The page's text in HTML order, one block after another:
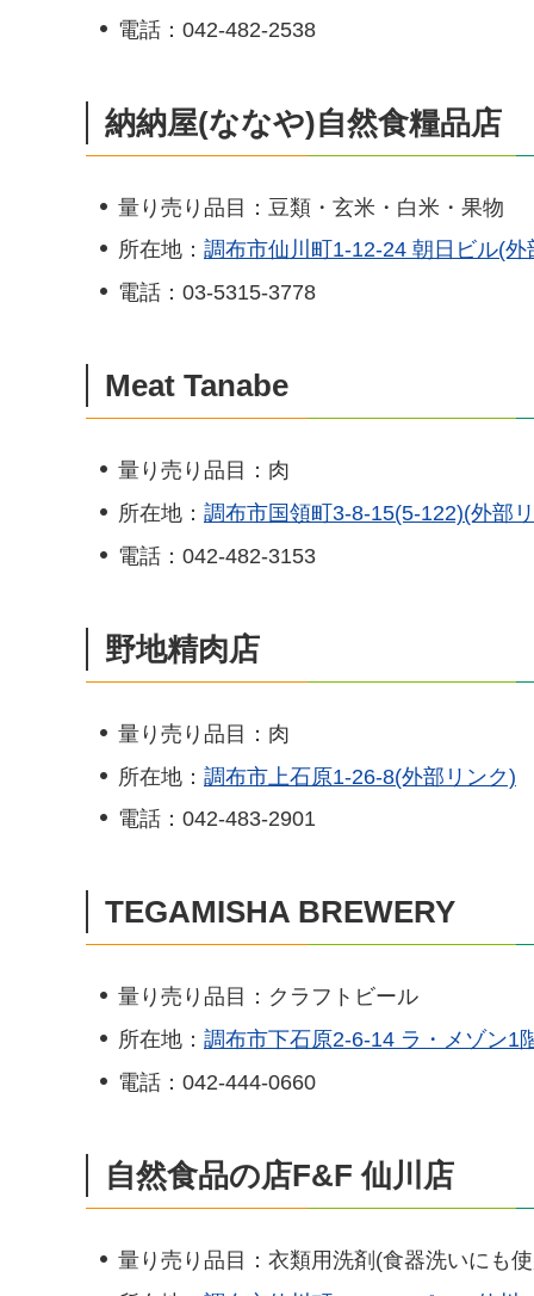
電話：042-482-2538
納納屋(ななや)自然食糧品店
量り売り品目：豆類・玄米・白米・果物
所在地： 調布市仙川町1-12-24 朝日ビル(外
電話：03-5315-3778
Meat Tanabe
量り売り品目：肉
所在地： 調布市国領町3-8-15(5-122)(外部
電話：042-482-3153
野地精肉店
量り売り品目：肉
所在地： 調布市上石原1-26-8(外部リンク)
電話：042-483-2901
TEGAMISHA BREWERY
量り売り品目：クラフトビール
所在地： 調布市下石原2-6-14 ラ・メゾン1
電話：042-444-0660
自然食品の店F&F 仙川店
量り売り品目：衣類用洗剤(食器洗いにも